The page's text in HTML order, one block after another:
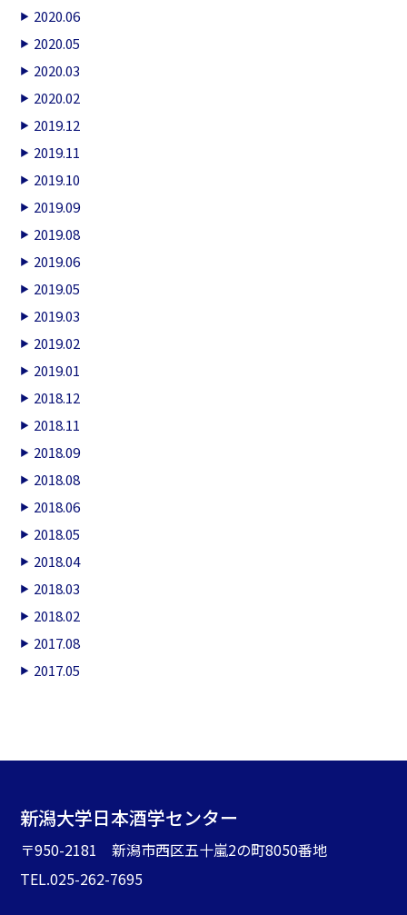
2020.06
2020.05
2020.03
2020.02
2019.12
2019.11
2019.10
2019.09
2019.08
2019.06
2019.05
2019.03
2019.02
2019.01
2018.12
2018.11
2018.09
2018.08
2018.06
2018.05
2018.04
2018.03
2018.02
2017.08
2017.05
新潟大学日本酒学センター
〒950-2181 新潟市西区五十嵐2の町8050番地
TEL.025-262-7695